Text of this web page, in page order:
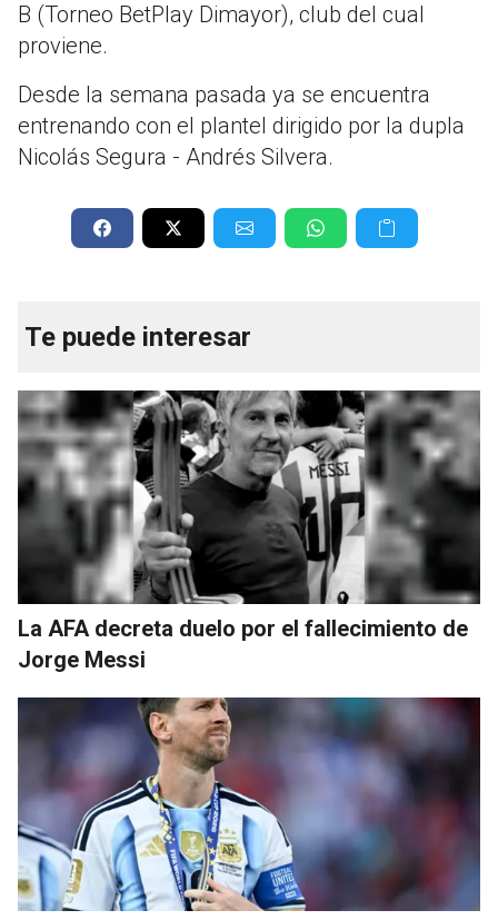
B (Torneo BetPlay Dimayor), club del cual
proviene.
Desde la semana pasada ya se encuentra
entrenando con el plantel dirigido por la dupla
Nicolás Segura - Andrés Silvera.
Te puede interesar
La AFA decreta duelo por el fallecimiento de
Jorge Messi